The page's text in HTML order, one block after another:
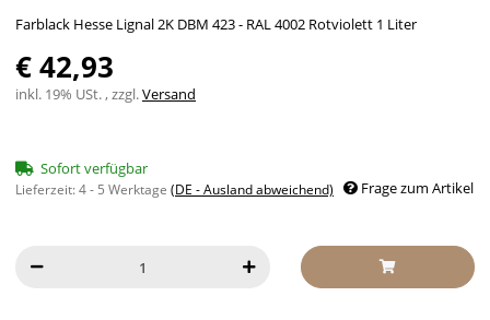
Farblack Hesse Lignal 2K DBM 423 - RAL 4002 Rotviolett 1 Liter
€ 42,93
inkl. 19% USt. , zzgl.Versand
Sofort verfügbar
Lieferzeit:4 - 5 Werktage (DE - Ausland abweichend) Frage zum Artikel